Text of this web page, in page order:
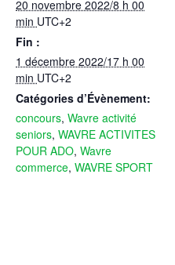
20 novembre 2022/8 h 00
min UTC+2
Fin :
1 décembre 2022/17 h 00
min UTC+2
Catégories d’Évènement:
concours, Wavre activité
seniors, WAVRE ACTIVITES
POUR ADO, Wavre
commerce, WAVRE SPORT